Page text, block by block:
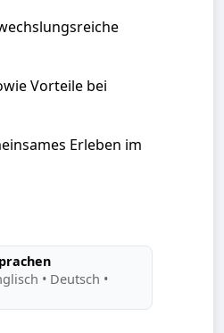
Vorteile bei
Erleben im
• Deutsch •